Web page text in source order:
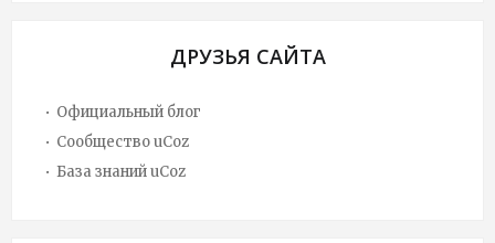
ДРУЗЬЯ САЙТА
Официальный блог
Сообщество uCoz
База знаний uCoz